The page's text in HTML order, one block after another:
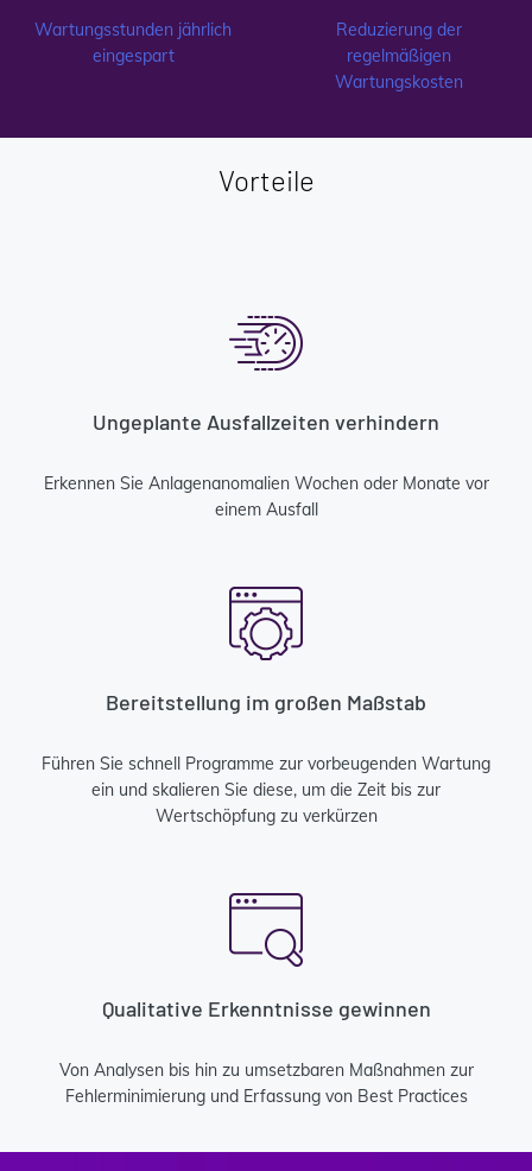
Wartungsstunden jährlich
eingespart
Reduzierung der
regelmäßigen
Wartungskosten
Vorteile
Ungeplante Ausfallzeiten verhindern
Erkennen Sie Anlagenanomalien Wochen oder Monate vor
einem Ausfall
Bereitstellung im großen Maßstab
Führen Sie schnell Programme zur vorbeugenden Wartung
ein und skalieren Sie diese, um die Zeit bis zur
Wertschöpfung zu verkürzen
Qualitative Erkenntnisse gewinnen
Von Analysen bis hin zu umsetzbaren Maßnahmen zur
Fehlerminimierung und Erfassung von Best Practices